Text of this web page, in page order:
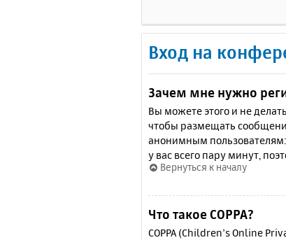
Вход на
Зачем мне нужно
Вы можете этого и не
чтобы размещать
анонимным пользователям:
у вас всего пару минут,
Вернуться к началу
Что такое COPPA?
COPPA (Children’s Online